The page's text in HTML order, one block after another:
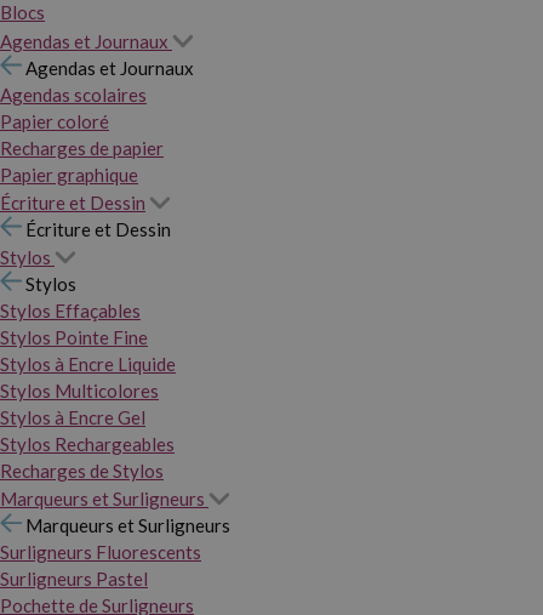
Blocs
Agendas et Journaux
Agendas et Journaux
Agendas scolaires
Papier coloré
Recharges de papier
Papier graphique
Écriture et Dessin
Écriture et Dessin
Stylos
Stylos
Stylos Effaçables
Stylos Pointe Fine
Stylos à Encre Liquide
Stylos Multicolores
Stylos à Encre Gel
Stylos Rechargeables
Recharges de Stylos
Marqueurs et Surligneurs
Marqueurs et Surligneurs
Surligneurs Fluorescents
Surligneurs Pastel
Pochette de Surligneurs